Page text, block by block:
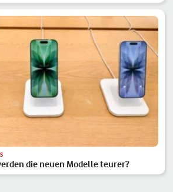
die neuen Modelle teurer?